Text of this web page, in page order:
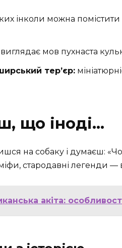
інколи можна
виглядає мов пухнаста
тер’єр:
що іноді…
на собаку і думаєш:
міфи, стародавні легенди —
акіта: